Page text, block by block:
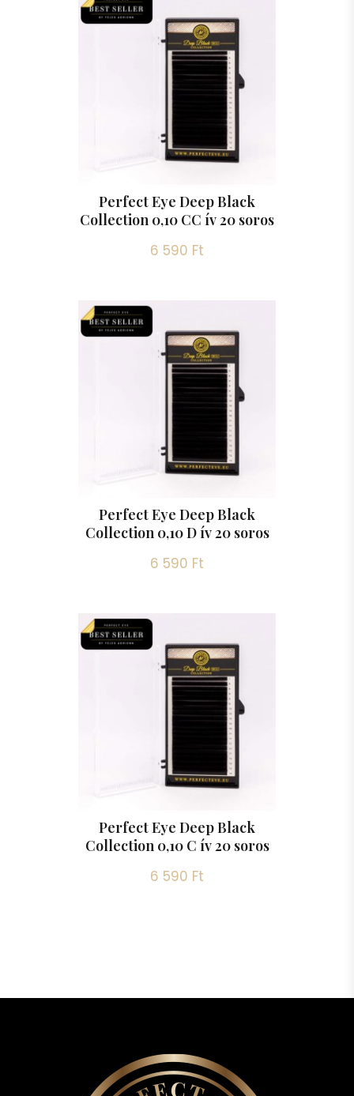
Perfect Eye Deep Black
Collection 0,10 CC ív 20 soros
6 590 Ft
Perfect Eye Deep Black
Collection 0,10 D ív 20 soros
6 590 Ft
Perfect Eye Deep Black
Collection 0,10 C ív 20 soros
6 590 Ft